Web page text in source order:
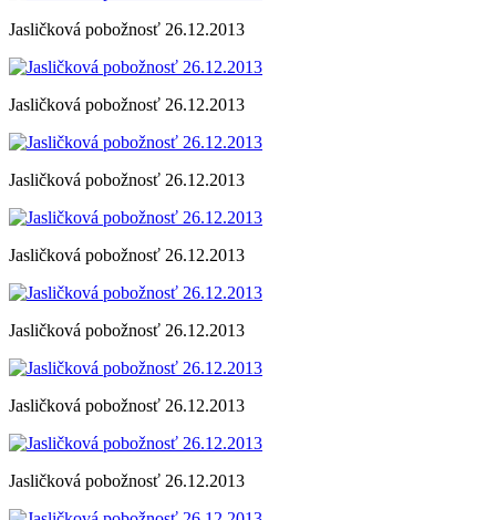
Jasličková pobožnosť 26.12.2013
Jasličková pobožnosť 26.12.2013
Jasličková pobožnosť 26.12.2013
Jasličková pobožnosť 26.12.2013
Jasličková pobožnosť 26.12.2013
Jasličková pobožnosť 26.12.2013
Jasličková pobožnosť 26.12.2013